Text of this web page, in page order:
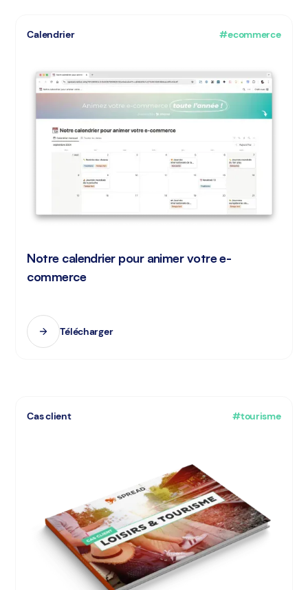
Calendrier #ecommerce
Notre calendrier pour animer votre e-
commerce
Télécharger
Cas client #tourisme